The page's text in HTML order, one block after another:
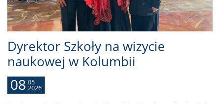
Dyrektor Szkoły na wizycie
naukowej w Kolumbii
08 05
2026